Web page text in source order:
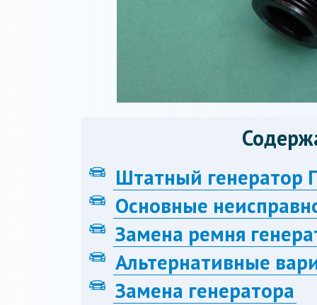
Штатный генератор
Основные
Замена ремня
Альтернативные
Замена генератора